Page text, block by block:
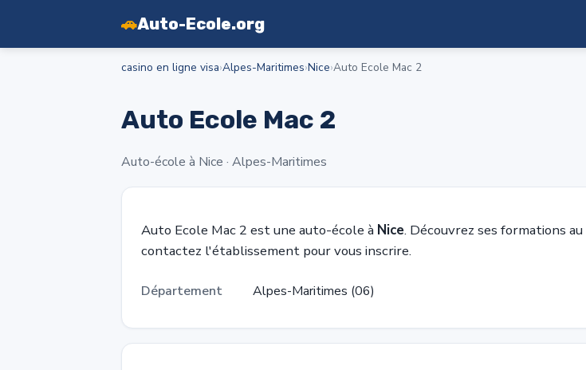
🚗Auto-Ecole.org
casino en ligne visa›Alpes-Maritimes›Nice›Auto Ecole Mac 2
Auto Ecole Mac 2
Auto-école à Nice · Alpes-Maritimes
Auto Ecole Mac 2 est une auto-école à Nice. Découvrez ses formations
contactez l'établissement pour vous inscrire.
Département Alpes-Maritimes (06)